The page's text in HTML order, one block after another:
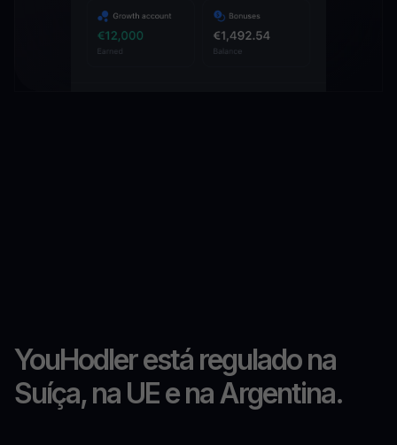
YouHodler está regulado na
Suíça, na UE e na Argentina.